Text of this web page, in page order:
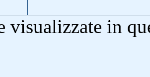
visualizzate in